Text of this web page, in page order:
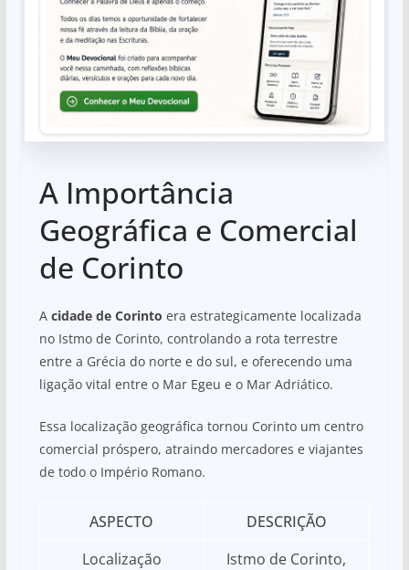
A Importância
Geográfica e Comercial
de Corinto
A cidade de Corinto era estrategicamente localizada
no Istmo de Corinto, controlando a rota terrestre
entre a Grécia do norte e do sul, e oferecendo uma
ligação vital entre o Mar Egeu e o Mar Adriático.
Essa localização geográfica tornou Corinto um centro
comercial próspero, atraindo mercadores e viajantes
de todo o Império Romano.
ASPECTO
DESCRIÇÃO
Localização
Istmo de Corinto,